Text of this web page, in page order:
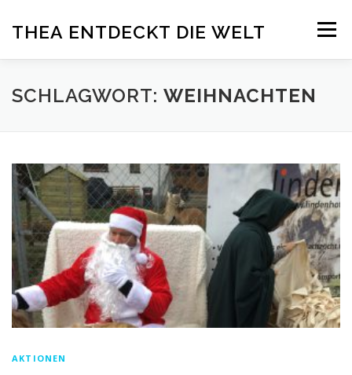
Inhalt
THEA ENTDECKT DIE WELT Menü
ÜBER THEA DELFINTHERAPIE ADELI
SCHLAGWORT: WEIHNACHTEN
AKTIONEN